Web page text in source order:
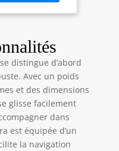
2.4G
2 x
mAh et Kit
-
2…
formats
/ 30fps, 1080P /
Microphone
qui peut en
le
moins de 10
de la vidéo,
de votre film
plus vivant et
distingue d’abord
Avec un poids
et des dimensions
glisse facilement
dans
est équipée d’un
la navigation